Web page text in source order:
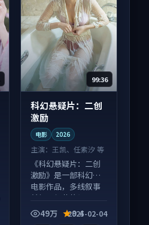
99:36
科幻悬疑片：二创
激励
电影 2026
主演： 王凯、任素汐 等
《科幻悬疑片：二创
激励》是一部科幻向
电影作品，多线叙事
并行，细节值得二刷
回味。
49万 9.4
2025-02-04